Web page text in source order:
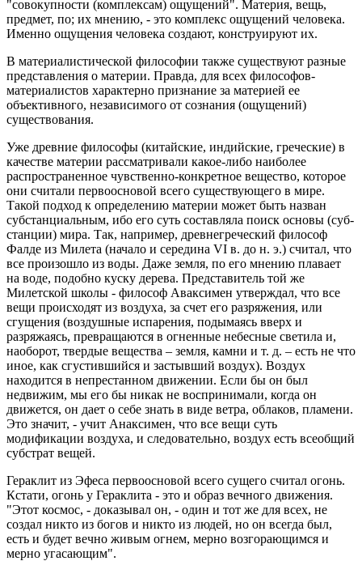
"совокупности (комплексам) ощущений". Материя, вещь,
предмет, по; их мнению, - это комплекс ощущений человека.
Именно ощущения человека создают, конструируют их.
В материалистической философии также существуют разные
представления о материи. Правда, для всех философов-
материалистов характерно признание за материей ее
объективного, независимого от сознания (ощущений)
существования.
Уже древние философы (китайские, индийские, греческие) в
качестве материи рассматривали какое-либо наиболее
распространенное чувственно-конк­ретное вещество, которое
они считали первоосновой всего существующего в мире.
Такой подход к опре­делению материи может быть назван
субстанциальным, ибо его суть составляла поиск основы (суб­
станции) мира. Так, например, древнегреческий фи­лософ
Фалде из Милета (начало и середина VI в. до н. э.) считал, что
все произошло из воды. Даже зем­ля, по его мнению плавает
на воде, подобно куску дерева. Представитель той же
Милетской школы - философ Аваксимен утверждал, что все
вещи происхо­дят из воздуха, за счет его разряжения, или
сгуще­ния (воздушные испарения, подымаясь вверх и
разряжаясь, превращаются в огненные небесные свети­ла и,
наоборот, твердые вещества – земля, камни и т. д. – есть не что
иное, как сгустившийся и застывший воздух). Воздух
находится в непрестанном дви­жении. Если бы он был
недвижим, мы его бы никак не воспринимали, когда он
движется, он дает о себе знать в виде ветра, облаков, пламени.
Это значит, - учит Анаксимен, что все вещи суть
модификации воздуха, и следовательно, воздух есть всеобщий
суб­страт вещей.
Гераклит из Эфеса первоосновой всего сущего считал огонь.
Кстати, огонь у Гераклита - это и образ вечного движения.
"Этот космос, - доказывал он, - один и тот же для всех, не
создал никто из богов и никто из людей, но он всегда был,
есть и бу­дет вечно живым огнем, мерно возгорающимся и
мерно угасающим".